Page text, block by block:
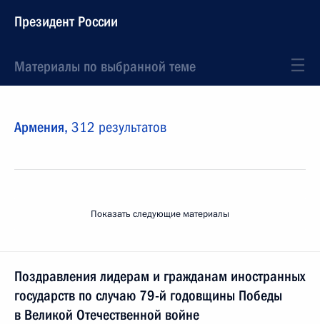
Президент России
Материалы по выбранной теме
Армения, 312 результатов
Показать следующие материалы
Поздравления лидерам и гражданам иностранных
государств по случаю 79-й годовщины Победы
в Великой Отечественной войне